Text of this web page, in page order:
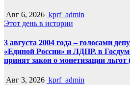
Авг 6, 2026 kprf_admin
Этот день в истории
3 августа 2004 года – голосами
«Единой России» и ЛДПР, в
принят закон о монетизации
Авг 3, 2026 kprf_admin